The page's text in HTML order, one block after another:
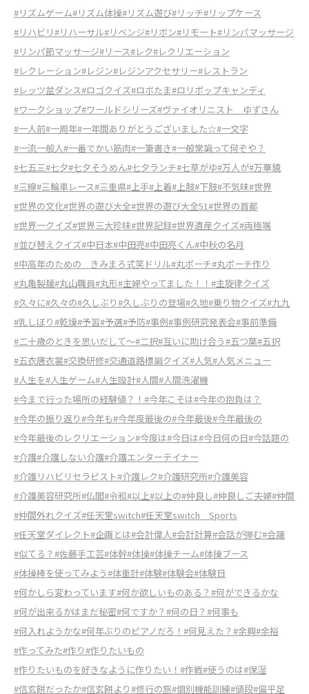
#リズムゲーム#リズム体操#リズム遊び#リッチ#リップケース
#リハビリ#リハーサル#リベンジ#リボン#リモート#リンパマッサージ
#リンパ節マッサージ#リース#レク#レクリエーション
#レクレーション#レジン#レジンアクセサリー#レストラン
#レッツ盆ダンス#ロゴクイズ#ロボたま#ロリポップキャンディ
#ワークショップ#ワールドシリーズ#ヴァイオリニスト ゆずさん
#一人前#一周年#一年間ありがとうございました☆#一文字
#一流一般人#一番でかい筋肉#一筆書き#一般常識って何ぞや？
#七五三#七夕#七夕そうめん#七夕ランチ#七草がゆ#万人が#万華鏡
#三線#三輪車レース#三重県#上手#上着#上肢#下肢#不気味#世界
#世界の文化#世界の遊び大全#世界の遊び大全51#世界の首都
#世界一クイズ#世界三大珍味#世界記録#世界遺産クイズ#両極端
#並び替えクイズ#中日本#中田亮#中田亮くん#中秋の名月
#中高年のための きみまろ式笑ドリル#丸ポーチ#丸ポーチ作り
#丸亀製麺#丸山職員#丸形#主婦やってました！！ #主旋律クイズ
#久々に#久々の#久しぶり#久しぶりの登場#久地#乗り物クイズ#九九
#乳しぼり#乾燥#予習#予選#予防#事例#事例研究発表会#事前準備
#二十歳のときを思いだして～#二択#互いに助け合う#五つ葉#五択
#五衣唐衣裳#交換研修#交通道路標識クイズ#人気#人気メニュー
#人生を#人生ゲーム#人生設計#人間#人間洗濯機
#今まで行った場所の経験値？！ #今年こそは#今年の抱負は？
#今年の振り返り#今年も#今年度最後の#今年最後#今年最後の
#今年最後のレクリエーション#今度は#今日は#今日何の日#今話題の
#介護#介護しない介護#介護エンターテイナー
#介護リハビリセラピスト#介護レク#介護研究所#介護美容
#介護美容研究所#仏閣#令和#以上#以上の#仲良し#仲良しご夫婦#仲間
#仲間外れクイズ#任天堂switch#任天堂switch Sports
#任天堂ダイレクト#企画とは#会計偉人#会計計算#会話が弾む#会議
#似てる？ #佐藤手工芸#体幹#体操#体操チーム#体操ブース
#体操棒を使ってみよう#体重計#体験#体験会#体験日
#何かしら変わっています#何か欲しいものある？ #何ができるかな
#何が出来るかはまだ秘密#何ですか？ #何の日？ #何事も
#何入れようかな#何年ぶりのピアノだろ！ #何見えた？ #余興#余裕
#作ってみた#作り#作りたいもの
#作りたいものを好きなように作りたい！ #作戦#使うのは#保湿
#信玄餅だったか#信玄餅より#修行の旅#個別機能訓練#値段#偏平足